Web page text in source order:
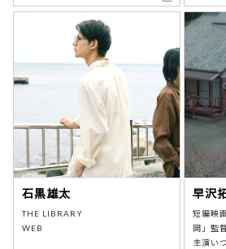
石黒雄太
THE LIBRARY
WEB
早沢
短編映
岡」監
主演い